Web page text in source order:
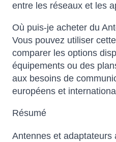
entre les réseaux et les
Où puis-je acheter du
Vous pouvez utiliser
comparer les options
équipements ou des
aux besoins de
européens et
Résumé
Antennes et adaptateurs